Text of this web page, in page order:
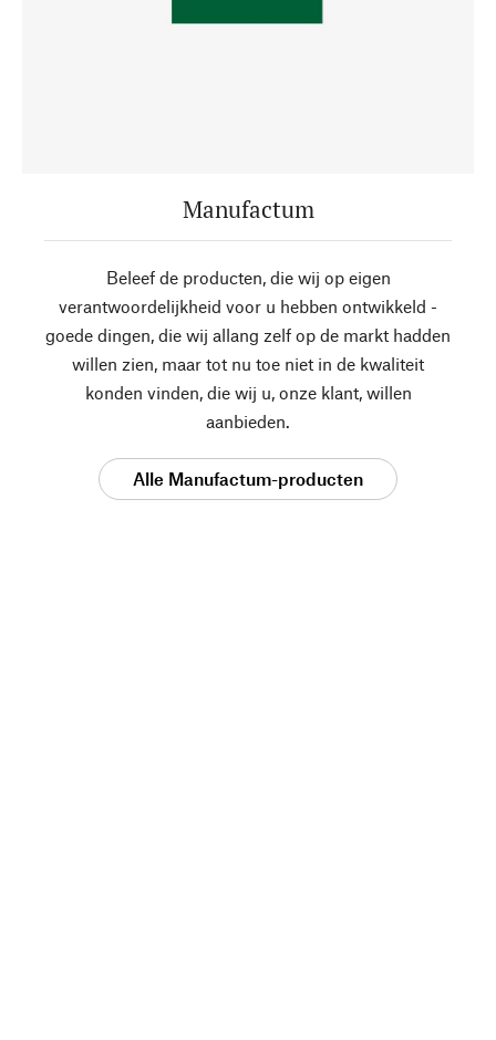
Manufactum
Beleef de producten, die wij op eigen
verantwoordelijkheid voor u hebben ontwikkeld -
goede dingen, die wij allang zelf op de markt hadden
willen zien, maar tot nu toe niet in de kwaliteit
konden vinden, die wij u, onze klant, willen
aanbieden.
Alle Manufactum-producten